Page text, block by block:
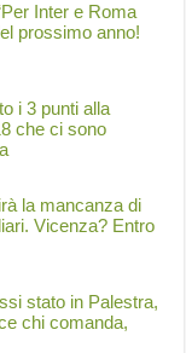
Inter e Roma
prossimo anno!
i 3 punti alla
che ci sono
la mancanza di
Vicenza? Entro
stato in Palestra,
chi comanda,